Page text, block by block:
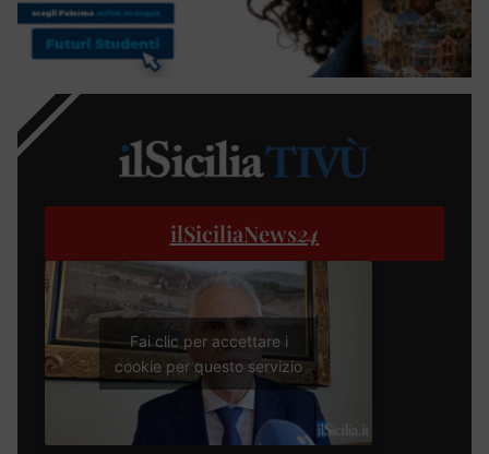
ilSiciliaNews24
Fai clic per accettare i
cookie per questo servizio